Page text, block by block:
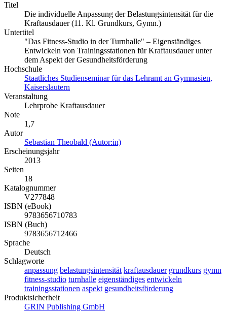
Titel
Die individuelle Anpassung der Belastungsintensität für die
Kraftausdauer (11. Kl. Grundkurs, Gymn.)
Untertitel
"Das Fitness-Studio in der Turnhalle" – Eigenständiges
Entwickeln von Trainingsstationen für Kraftausdauer unter
dem Aspekt der Gesundheitsförderung
Hochschule
Staatliches Studienseminar für das Lehramt an Gymnasien,
Kaiserslautern
Veranstaltung
Lehrprobe Kraftausdauer
Note
1,7
Autor
Sebastian Theobald (Autor:in)
Erscheinungsjahr
2013
Seiten
18
Katalognummer
V277848
ISBN (eBook)
9783656710783
ISBN (Buch)
9783656712466
Sprache
Deutsch
Schlagworte
anpassung belastungsintensität kraftausdauer grundkurs gymn
fitness-studio turnhalle eigenständiges entwickeln
trainingsstationen aspekt gesundheitsförderung
Produktsicherheit
GRIN Publishing GmbH